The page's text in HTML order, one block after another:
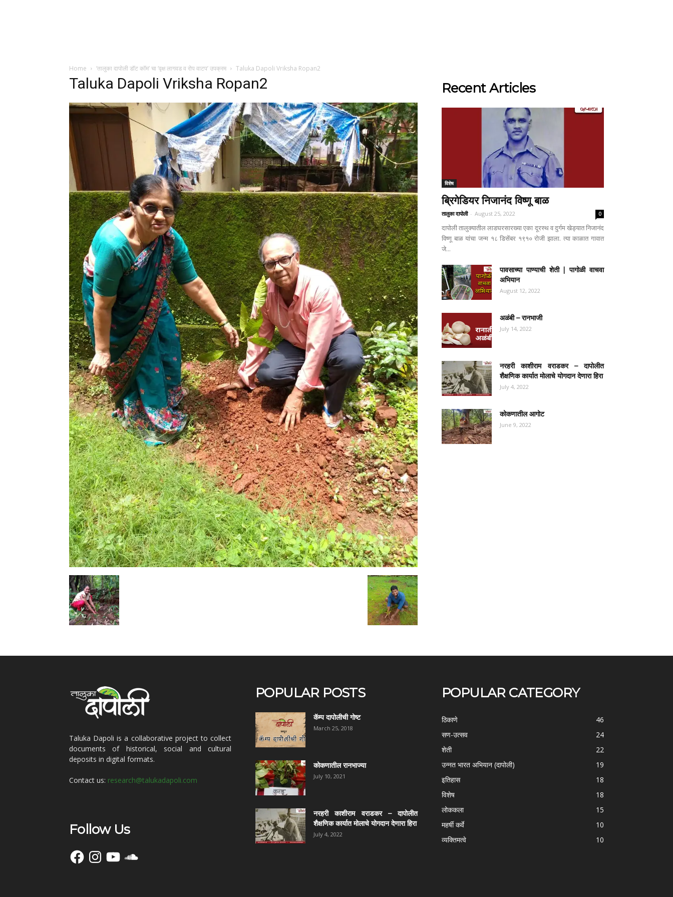
Home ‘तालुका दापोली डॉट कॉम’ चा ‘वृक्ष लागवड व रोप वाटप’ उपक्रम Taluka Dapoli Vriksha Ropan2
Taluka Dapoli Vriksha Ropan2 Recent Articles
विशेष
ब्रिगेडियर निजानंद विष्णू बाळ
तालुका दापोली - August 25, 2022 0
दापोली तालुक्यातील लाडघरसारख्या एका दूरस्थ व दुर्गम खेड्यात निजानंद
विष्णू बाळ यांचा जन्म १८ डिसेंबर १९१० रोजी झाला. त्या काळात गावात
जे...
पावसाच्या पाण्याची शेती | पागोळी वाचवा
अभियान
August 12, 2022
अळंबी – रानभाजी
July 14, 2022
नरहरी काशीराम वराडकर – दापोलीत
शैक्षणिक कार्यात मोलाचे योगदान देणारा हिरा
July 4, 2022
कोकणातील आगोट
June 9, 2022
Taluka Dapoli is a collaborative project to collect
documents of historical, social and cultural
deposits in digital formats.
Contact us: research@talukadapoli.com
Follow Us
FacebookInstagramYouTubeSoundCloud
POPULAR POSTS
कॅम्प दापोलीची गोष्ट
March 25, 2018
कोकणातील रानभाज्या
July 10, 2021
नरहरी काशीराम वराडकर – दापोलीत
शैक्षणिक कार्यात मोलाचे योगदान देणारा हिरा
July 4, 2022
POPULAR CATEGORY
ठिकाणे
46
सण-उत्सव
24
शेती
22
उन्नत भारत अभियान (दापोली)
19
इतिहास
18
विशेष
18
लोककला
15
महर्षी कर्वे
10
व्यक्तिमत्वे
10